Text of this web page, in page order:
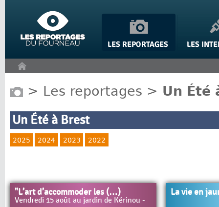
> Les reportages > Un Été
Un Été à Brest
2025 2024 2023 2022
"L’art d’accommoder les (…)
Vendredi 15 août au jardin de Kérinou -
La vie en